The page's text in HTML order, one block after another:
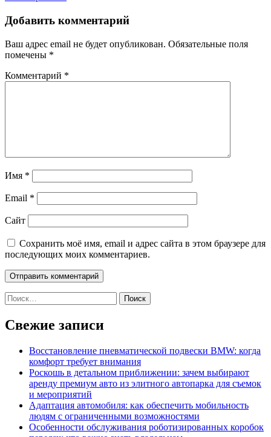
Добавить комментарий
Ваш адрес email не будет опубликован. Обязательные поля
помечены *
Комментарий *
Имя *
Email *
Сайт
Сохранить моё имя, email и адрес сайта в этом браузере для
последующих моих комментариев.
Найти:
Свежие записи
Восстановление пневматической подвески BMW: когда
комфорт требует внимания
Роскошь в детальном приближении: зачем выбирают
аренду премиум авто из элитного автопарка для съемок
и мероприятий
Адаптация автомобиля: как обеспечить мобильность
людям с ограниченными возможностями
Особенности обслуживания роботизированных коробок